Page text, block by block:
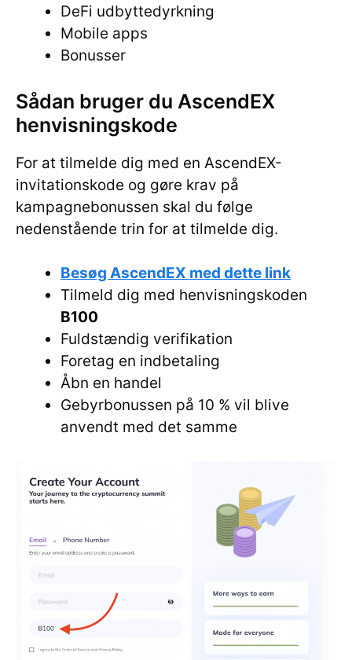
DeFi udbyttedyrkning
Mobile apps
Bonusser
Sådan bruger du AscendEX
henvisningskode
For at tilmelde dig med en AscendEX-
invitationskode og gøre krav på
kampagnebonussen skal du følge
nedenstående trin for at tilmelde dig.
Besøg AscendEX med dette link
Tilmeld dig med henvisningskoden
B100
Fuldstændig verifikation
Foretag en indbetaling
Åbn en handel
Gebyrbonussen på 10 % vil blive
anvendt med det samme